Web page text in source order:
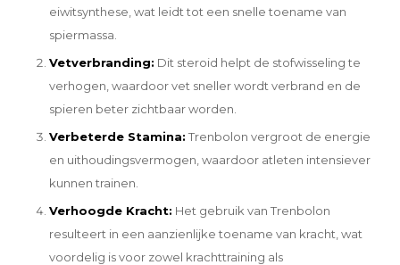
eiwitsynthese, wat leidt tot een snelle toename van
spiermassa.
Vetverbranding: Dit steroid helpt de stofwisseling te
verhogen, waardoor vet sneller wordt verbrand en de
spieren beter zichtbaar worden.
Verbeterde Stamina: Trenbolon vergroot de energie
en uithoudingsvermogen, waardoor atleten intensiever
kunnen trainen.
Verhoogde Kracht: Het gebruik van Trenbolon
resulteert in een aanzienlijke toename van kracht, wat
voordelig is voor zowel krachttraining als